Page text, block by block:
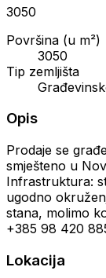
3050
Površina (u m²)
3050
Tip zemljišta
Opis
Prodaje se
smješteno u
Infrastruktura:
ugodno
stana, molimo
+385 98 420
Lokacija